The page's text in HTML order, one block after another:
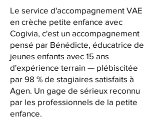
Le service d'accompagnement VAE
en crèche petite enfance avec
Cogivia, c'est un accompagnement
pensé par Bénédicte, éducatrice de
jeunes enfants avec 15 ans
d'expérience terrain — plébiscitée
par 98 % de stagiaires satisfaits à
Agen. Un gage de sérieux reconnu
par les professionnels de la petite
enfance.